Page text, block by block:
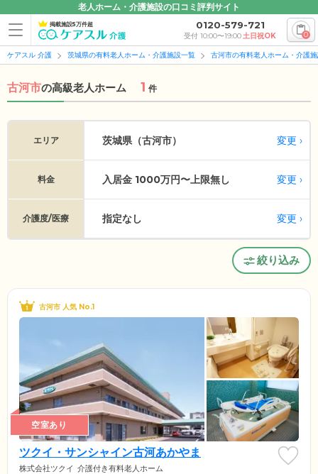
老人ホーム・介護施設の口コミ評判サイト
掲載施設5万件超 0120-579-721
受付 10:00〜19:00土日祝OK 0
ケアスル 介護 茨城県の有料老人ホーム・介護施設一覧 古河市の有料老人ホーム・介護
古河市の高級老人ホーム 1 件
エリア 茨城県（古河市） 変更
料金 入居金 1000万円〜上限無し 変更
介護度/医療 指定なし 変更
絞り込み
古河市 人気 No.1
空室あり
ツクイ・サンシャイン古河あかやま
株式会社ツクイ 介護付き有料老人ホーム